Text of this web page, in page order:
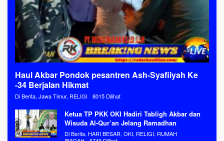
Haul Akbar Pondok pesantren Ash-Syafiiyah Ke
-34 Berjalan Hikmat
Di Berita, Jawa Timur, RELIGI 8015 Dilihat
Ketua TP PKK OKI Hadiri Tabligh Akbar dan
Wisuda Al-Qur’an Jelang Ramadhan
Di Berita, HARI BESAR, OKI, RELIGI, RUMAH